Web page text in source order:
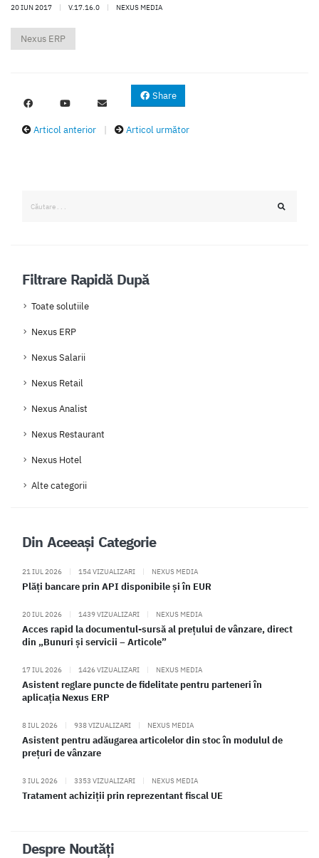
20 IUN 2017 | V.17.16.0 | NEXUS MEDIA
Nexus ERP
Share
Articol anterior Articol următor
Filtrare Rapidă După
Toate solutiile
Nexus ERP
Nexus Salarii
Nexus Retail
Nexus Analist
Nexus Restaurant
Nexus Hotel
Alte categorii
Din Aceeași Categorie
21 IUL 2026 | 154 VIZUALIZARI | NEXUS MEDIA
Plăți bancare prin API disponibile și în EUR
20 IUL 2026 | 1439 VIZUALIZARI | NEXUS MEDIA
Acces rapid la documentul-sursă al prețului de vânzare, direct
din „Bunuri și servicii – Articole”
17 IUL 2026 | 1426 VIZUALIZARI | NEXUS MEDIA
Asistent reglare puncte de fidelitate pentru parteneri în
aplicația Nexus ERP
8 IUL 2026 | 938 VIZUALIZARI | NEXUS MEDIA
Asistent pentru adăugarea articolelor din stoc în modulul de
prețuri de vânzare
3 IUL 2026 | 3353 VIZUALIZARI | NEXUS MEDIA
Tratament achiziții prin reprezentant fiscal UE
Despre Noutăți